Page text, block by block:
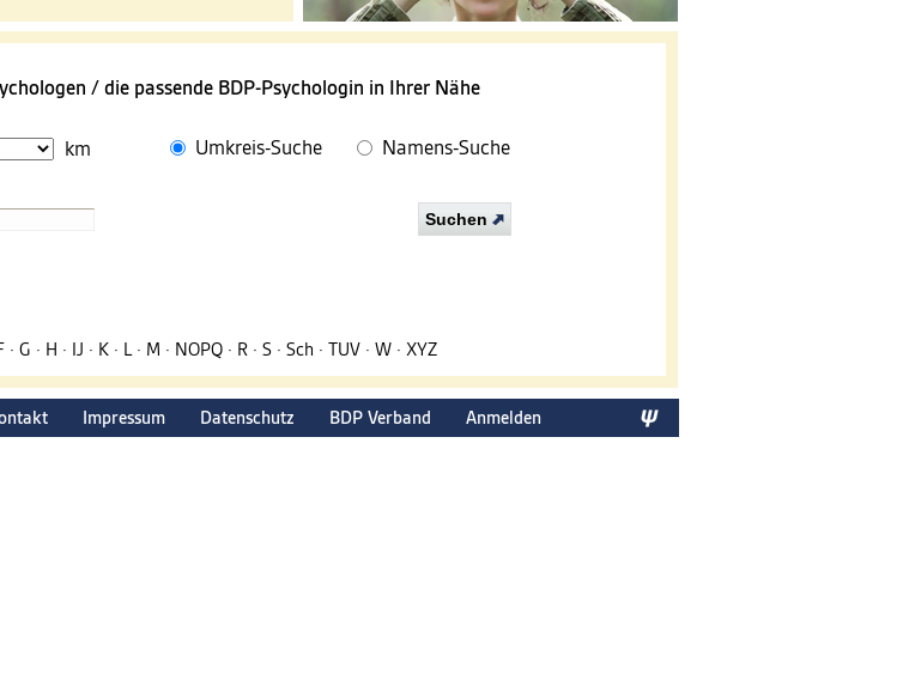
/ die passende BDP-Psychologin in Ihrer Nähe
km Umkreis-Suche Namens-Suche
Suchen
· G · H · IJ · K· L· M · NOPQ· R· S· Sch · TUV· W· XYZ
Impressum Datenschutz BDP Verband Anmelden